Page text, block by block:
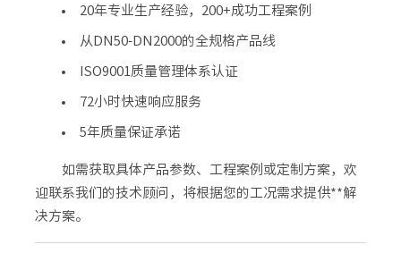
20年专业生产经验，200+成功工程案例
从DN50-DN2000的全规格产品线
ISO9001质量管理体系认证
72小时快速响应服务
5年质量保证承诺
如需获取具体产品参数、工程案例或定制方案，欢
迎联系我们的技术顾问，将根据您的工况需求提供**解
决方案。